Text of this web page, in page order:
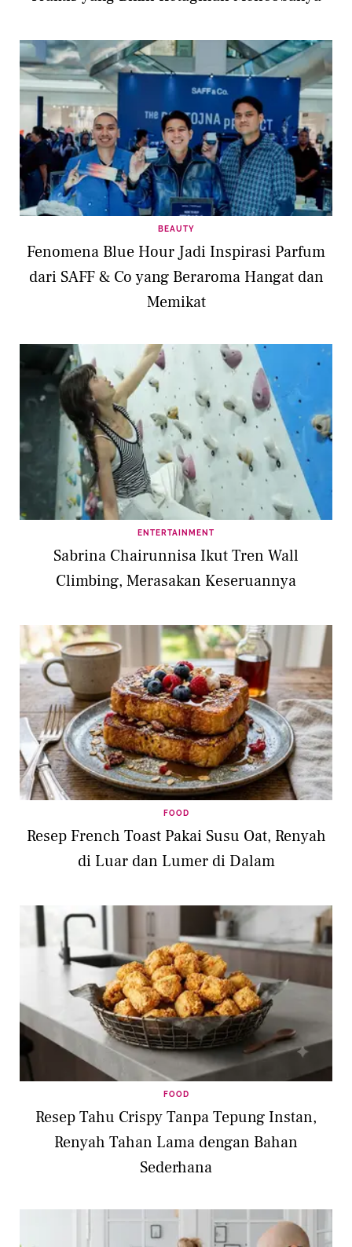
BEAUTY
Fenomena Blue Hour Jadi Inspirasi Parfum
dari SAFF & Co yang Beraroma Hangat dan
Memikat
ENTERTAINMENT
Sabrina Chairunnisa Ikut Tren Wall
Climbing, Merasakan Keseruannya
FOOD
Resep French Toast Pakai Susu Oat, Renyah
di Luar dan Lumer di Dalam
FOOD
Resep Tahu Crispy Tanpa Tepung Instan,
Renyah Tahan Lama dengan Bahan
Sederhana